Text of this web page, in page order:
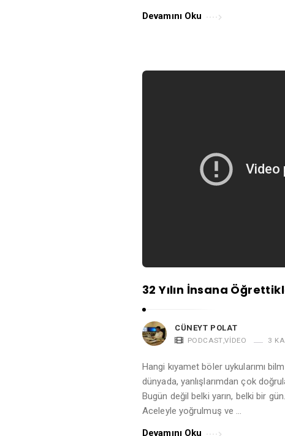
Devamını Oku
32 Yılın İnsana
CÜNEYT POLAT
PODCAST ,VIDEO 3
Hangi kıyamet böler uykularımı
dünyada, yanlışlarımdan çok
Bugün değil belki yarın, belki bir
Aceleyle yoğrulmuş ve …
Devamını Oku